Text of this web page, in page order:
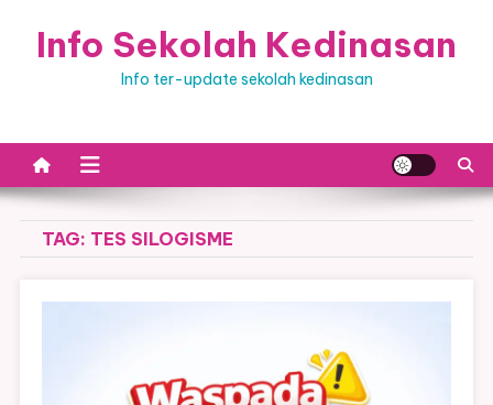
Info Sekolah Kedinasan
Info ter-update sekolah kedinasan
TAG: TES SILOGISME